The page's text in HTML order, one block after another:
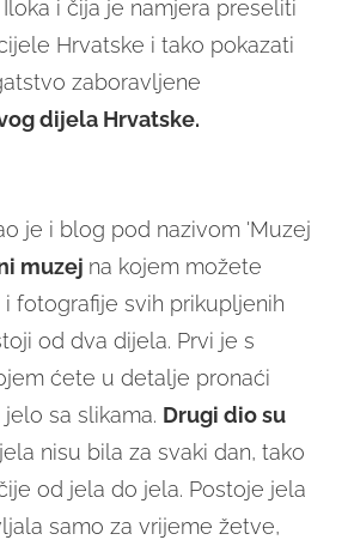
i čija je namjera preseliti
Hrvatske i tako pokazati
zaboravljene
dijela Hrvatske.
je i blog pod nazivom 'Muzej
muzej na kojem možete
fotografije svih prikupljenih
od dva dijela. Prvi je s
ćete u detalje pronaći
sa slikama. Drugi dio su
nisu bila za svaki dan, tako
od jela do jela. Postoje jela
samo za vrijeme žetve,